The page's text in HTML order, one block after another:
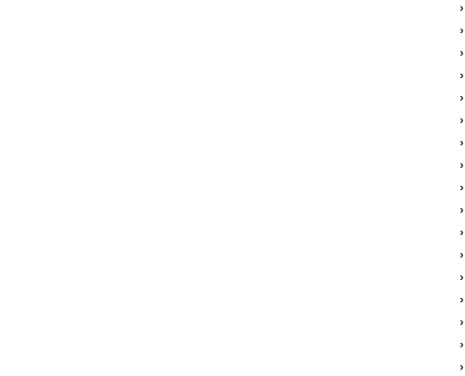
›
›
›
›
›
›
›
›
›
›
›
›
›
›
›
›
›